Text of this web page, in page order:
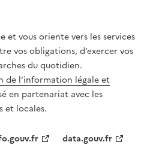
et vous oriente vers les services
vos obligations, d’exercer vos
du quotidien.
de l’information légale et
en partenariat avec les
et locales.
data.gouv.fr